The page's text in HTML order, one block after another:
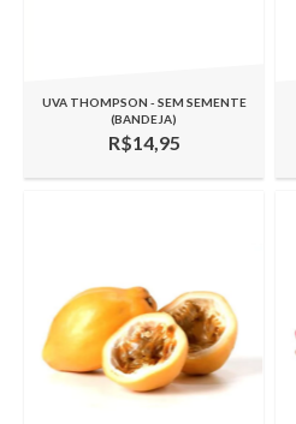
UVA THOMPSON - SEM SEMENTE
(BANDEJA)
R$14,95